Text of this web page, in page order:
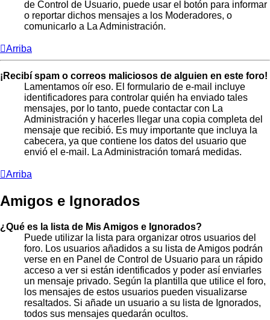
de Control de Usuario, puede usar el botón para informar
o reportar dichos mensajes a los Moderadores, o
comunicarlo a La Administración.
Arriba
¡Recibí spam o correos maliciosos de alguien en este foro!
Lamentamos oír eso. El formulario de e-mail incluye
identificadores para controlar quién ha enviado tales
mensajes, por lo tanto, puede contactar con La
Administración y hacerles llegar una copia completa del
mensaje que recibió. Es muy importante que incluya la
cabecera, ya que contiene los datos del usuario que
envió el e-mail. La Administración tomará medidas.
Arriba
Amigos e Ignorados
¿Qué es la lista de Mis Amigos e Ignorados?
Puede utilizar la lista para organizar otros usuarios del
foro. Los usuarios añadidos a su lista de Amigos podrán
verse en en Panel de Control de Usuario para un rápido
acceso a ver si están identificados y poder así enviarles
un mensaje privado. Según la plantilla que utilice el foro,
los mensajes de estos usuarios pueden visualizarse
resaltados. Si añade un usuario a su lista de Ignorados,
todos sus mensajes quedarán ocultos.